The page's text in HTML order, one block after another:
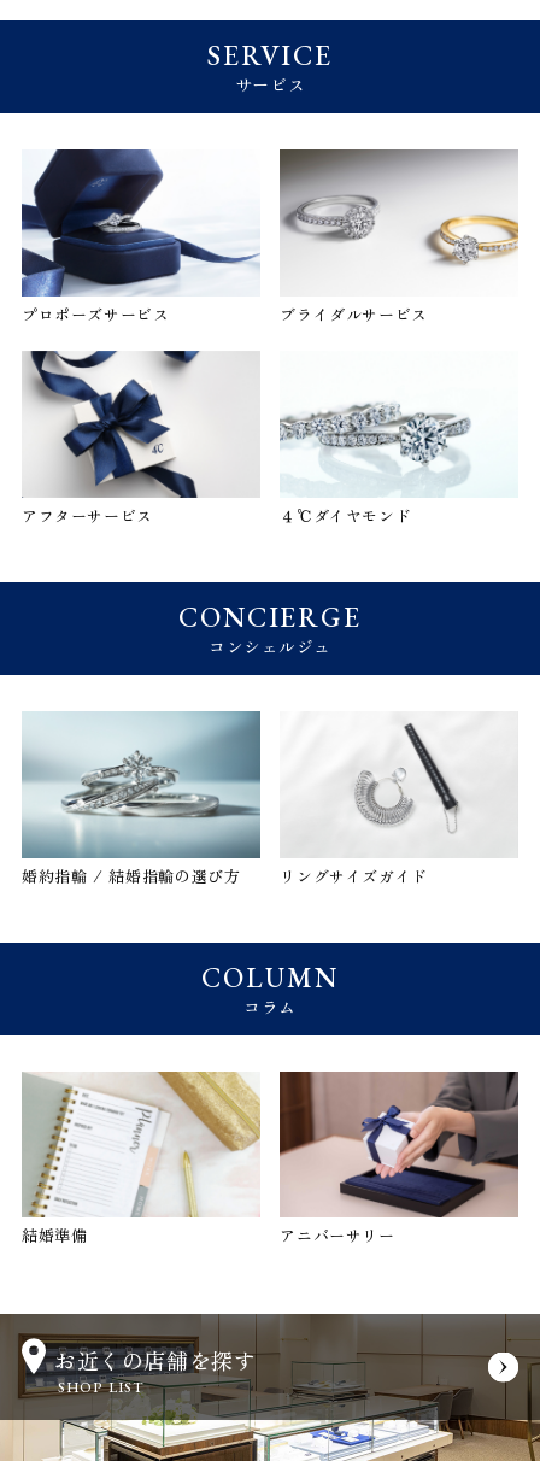
SERVICE
サービス
プロポーズサービス ブライダルサービス
アフターサービス ４℃ダイヤモンド
CONCIERGE
コンシェルジュ
婚約指輪 / 結婚指輪の選び方 リングサイズガイド
COLUMN
コラム
結婚準備 アニバーサリー
お近くの店舗を探す
SHOP LIST